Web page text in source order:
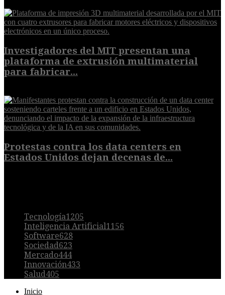
Investigadores del MIT presentan una
plataforma de extrusión multimaterial
para fabricar...
Protestas contra los data centers en
Estados Unidos dejan decenas de...
Tecnología1205
Inteligencia Artificial1156
Software628
Sociedad623
Mercado444
Innovación433
Salud405
Inicio